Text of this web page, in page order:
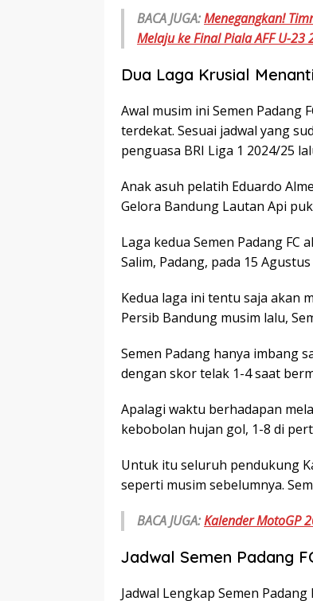
BACA JUGA:Menegangkan!
Melaju ke Final Piala AFF U-23
Dua Laga Krusial
Awal musim ini Semen Padang
terdekat. Sesuai jadwal yang
penguasa BRI Liga 1 2024/25
Anak asuh pelatih Eduardo
Gelora Bandung Lautan Api
Laga kedua Semen Padang FC
Salim, Padang, pada 15
Kedua laga ini tentu saja akan
Persib Bandung musim lalu,
Semen Padang hanya imbang
dengan skor telak 1-4 saat
Apalagi waktu berhadapan
kebobolan hujan gol, 1-8 di
Untuk itu seluruh pendukung
seperti musim sebelumnya.
BACA JUGA:Kalender MotoGP
Jadwal Semen Padang
Jadwal Lengkap Semen